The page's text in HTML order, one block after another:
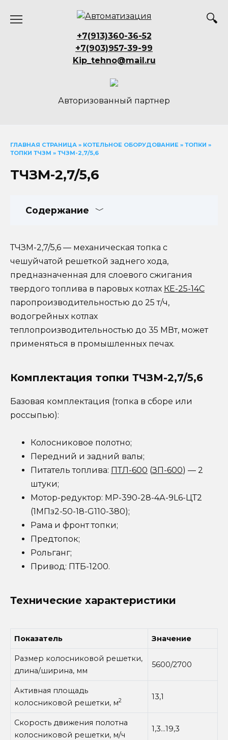
+7(913)360-36-52
+7(903)957-39-99
Kip_tehno@mail.ru
Авторизованный партнер
ГЛАВНАЯ СТРАНИЦА » КОТЕЛЬНОЕ ОБОРУДОВАНИЕ » ТОПКИ »
ТОПКИ ТЧЗМ » ТЧЗМ-2,7/5,6
ТЧЗМ-2,7/5,6
Содержание
ТЧЗМ-2,7/5,6 — механическая топка с
чешуйчатой решеткой заднего хода,
предназначенная для слоевого сжигания
твердого топлива в паровых котлах КЕ-25-14С
паропроизводительностью до 25 т/ч,
водогрейных котлах
теплопроизводительностью до 35 МВт, может
применяться в промышленных печах.
Комплектация топки ТЧЗМ-2,7/5,6
Базовая комплектация (топка в сборе или
россыпью):
Колосниковое полотно;
Передний и задний валы;
Питатель топлива: ПТЛ-600 (ЗП-600) — 2
штуки;
Мотор-редуктор: МР-390-28-4А-9L6-ЦТ2
(1МПз2-50-18-G110-380);
Рама и фронт топки;
Предтопок;
Рольганг;
Привод: ПТБ-1200.
Технические характеристики
Показатель Значение
Размер колосниковой решетки,
длина/ширина, мм
5600/2700
Активная площадь
колосниковой решетки, м2 13,1
Скорость движения полотна
колосниковой решетки, м/ч
1,3…19,3